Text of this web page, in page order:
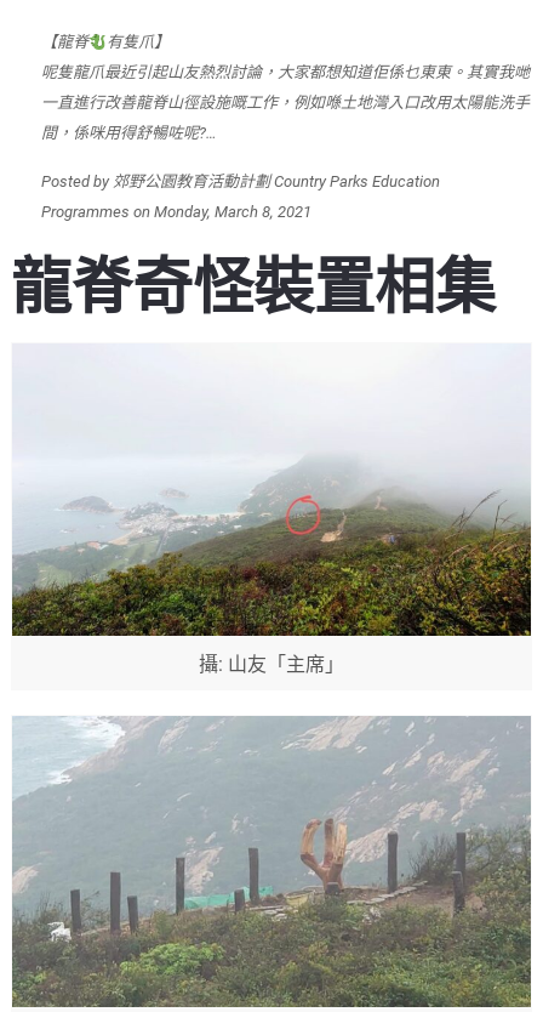
【龍脊
有隻爪】
呢隻龍爪最近引起山友熱烈討論，大家都想知道佢係乜東東。其實我哋
一直進行改善龍脊山徑設施嘅工作，例如喺土地灣入口改用太陽能洗手
間，係咪用得舒暢咗呢?…
Posted by 郊野公園教育活動計劃 Country Parks Education
Programmes onMonday, March 8, 2021
龍脊奇怪裝置相集
攝: 山友「主席」